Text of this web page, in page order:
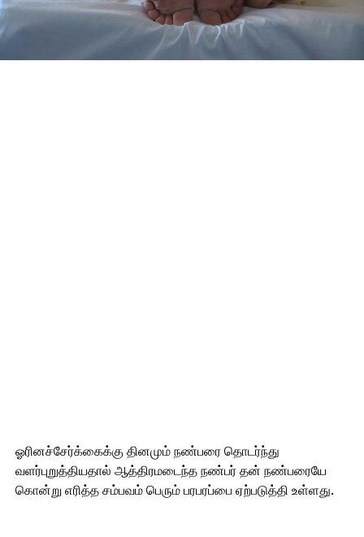
ஓரினச்சேர்க்கைக்கு தினமும் நண்பரை தொடர்ந்து
வளர்புறுத்தியதால் ஆத்திரமடைந்த நண்பர் தன் நண்பரையே
கொன்று எரித்த சம்பவம் பெரும் பரபரப்பை ஏற்படுத்தி உள்ளது.